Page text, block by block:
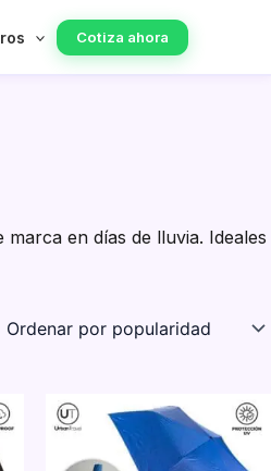
Cotiza ahora
en días de lluvia. Ideales